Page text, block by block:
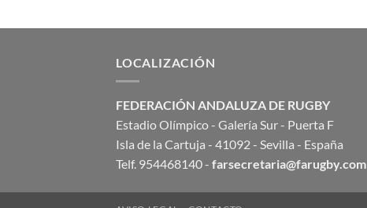
LOCALIZACIÓN
FEDERACIÓN ANDALUZA DE RUGBY
Estadio Olímpico - Galería Sur - Puerta F
Isla de la Cartuja - 41092 - Sevilla - España
Telf. 954468140 - farsecretaria@farugby.com